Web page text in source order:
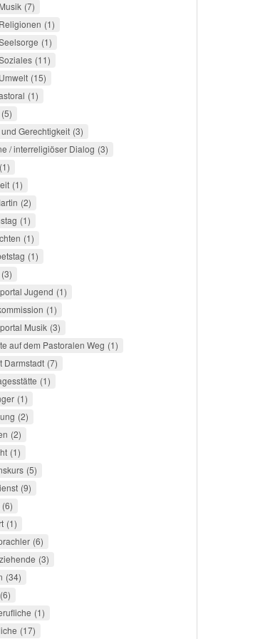
7
1
1
11
15
1
5
Gerechtigkeit 3
/ interreligiöser Dialog 3
1
1
2
1
1
1
3
Jugend 1
1
Musik 3
auf dem Pastoralen Weg 1
Darmstadt 7
1
1
2
2
1
5
9
6
1
6
3
34
6
1
17